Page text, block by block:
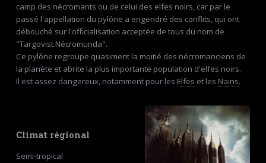
camp des nécromants ou de celui des elfes noirs, car par le
passé l'appellation du pylône a engendré des conflits, qui ont
débouché sur l'officialisation acceptée de tous du nom de
"Targovist Nécromunda".
Ce pylône regroupe quasiment la moitié des nécromanciens de
la planète et abrite la plus importante population d'elfes noirs.
Il est assez dangereux, notamment pour les Elfes et les Nains.
Climat régional
Semi-tropical